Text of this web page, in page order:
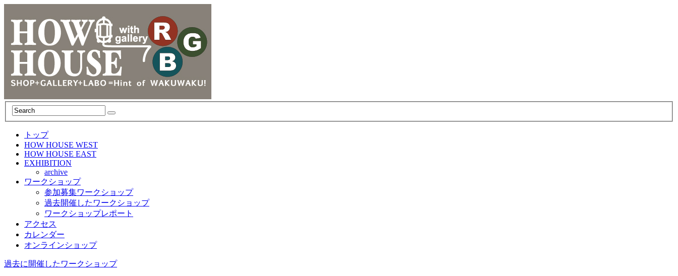
トップ
HOW HOUSE WEST
HOW HOUSE EAST
EXHIBITION
archive
ワークショップ
参加募集ワークショップ
過去開催したワークショップ
ワークショップレポート
アクセス
カレンダー
オンラインショップ
過去に開催したワークショップ